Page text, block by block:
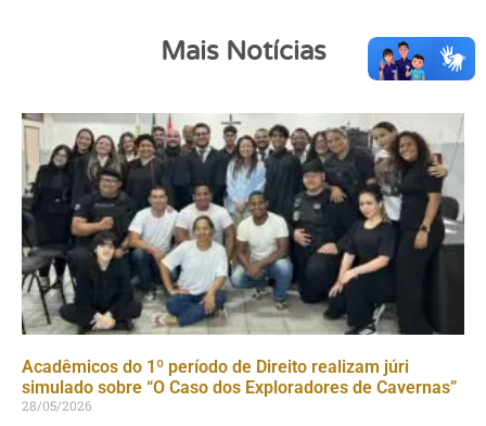
Mais Notícias
Acadêmicos do 1º período de Direito realizam júri
simulado sobre “O Caso dos Exploradores de Cavernas”
28/05/2026